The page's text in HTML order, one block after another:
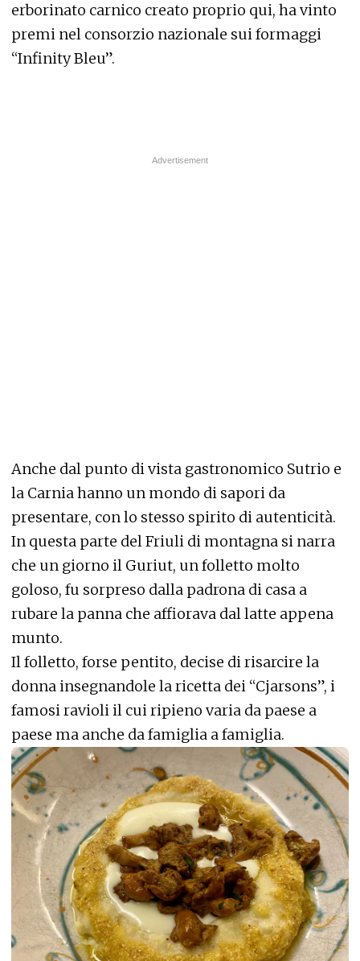
erborinato carnico creato proprio qui, ha vinto
premi nel consorzio nazionale sui formaggi
“Infinity Bleu”.
Anche dal punto di vista gastronomico Sutrio e
la Carnia hanno un mondo di sapori da
presentare, con lo stesso spirito di autenticità.
In questa parte del Friuli di montagna si narra
che un giorno il Guriut, un folletto molto
goloso, fu sorpreso dalla padrona di casa a
rubare la panna che affiorava dal latte appena
munto.
Il folletto, forse pentito, decise di risarcire la
donna insegnandole la ricetta dei “Cjarsons”, i
famosi ravioli il cui ripieno varia da paese a
paese ma anche da famiglia a famiglia.